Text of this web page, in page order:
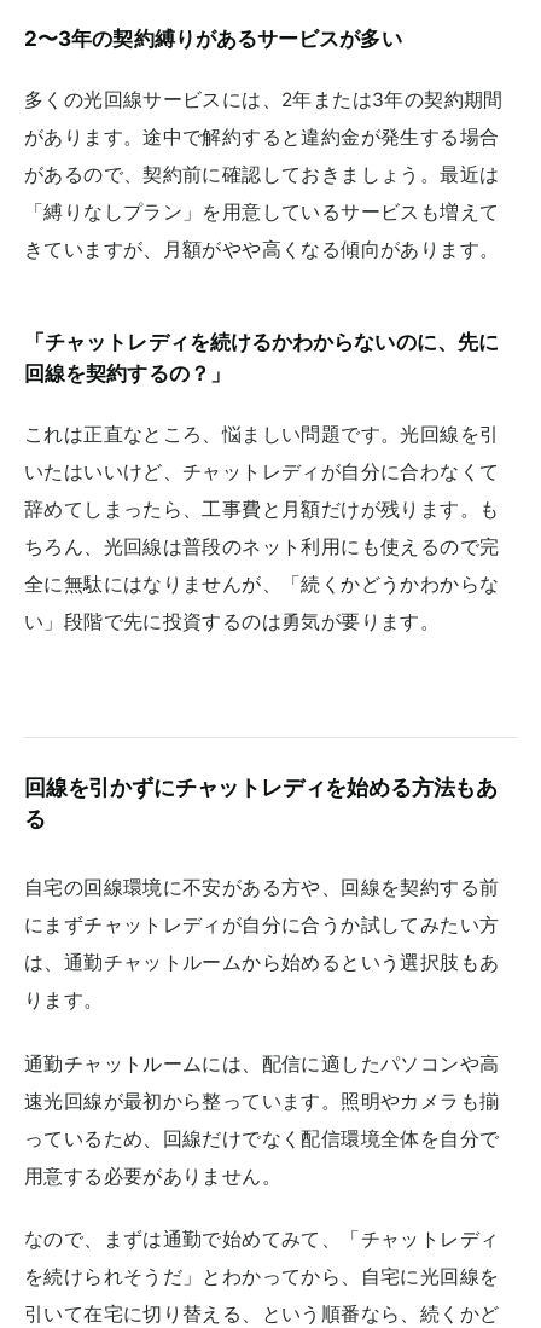
2〜3年の契約縛りがあるサービスが多い
多くの光回線サービスには、2年または3年の契約期間
があります。途中で解約すると違約金が発生する場合
があるので、契約前に確認しておきましょう。最近は
「縛りなしプラン」を用意しているサービスも増えて
きていますが、月額がやや高くなる傾向があります。
「チャットレディを続けるかわからないのに、先に
回線を契約するの？」
これは正直なところ、悩ましい問題です。光回線を引
いたはいいけど、チャットレディが自分に合わなくて
辞めてしまったら、工事費と月額だけが残ります。も
ちろん、光回線は普段のネット利用にも使えるので完
全に無駄にはなりませんが、「続くかどうかわからな
い」段階で先に投資するのは勇気が要ります。
回線を引かずにチャットレディを始める方法もあ
る
自宅の回線環境に不安がある方や、回線を契約する前
にまずチャットレディが自分に合うか試してみたい方
は、通勤チャットルームから始めるという選択肢もあ
ります。
通勤チャットルームには、配信に適したパソコンや高
速光回線が最初から整っています。照明やカメラも揃
っているため、回線だけでなく配信環境全体を自分で
用意する必要がありません。
なので、まずは通勤で始めてみて、「チャットレディ
を続けられそうだ」とわかってから、自宅に光回線を
引いて在宅に切り替える、という順番なら、続くかど